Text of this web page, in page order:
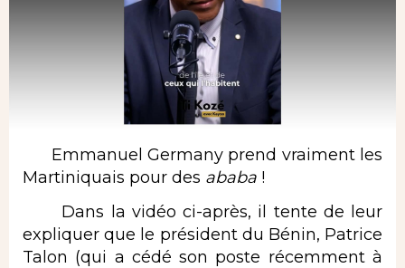
Emmanuel Germany prend vraiment les
Martiniquais pour des ababa !
Dans la vidéo ci-après, il tente de leur
expliquer que le président du Bénin, Patrice
Talon (qui a cédé son poste récemment à